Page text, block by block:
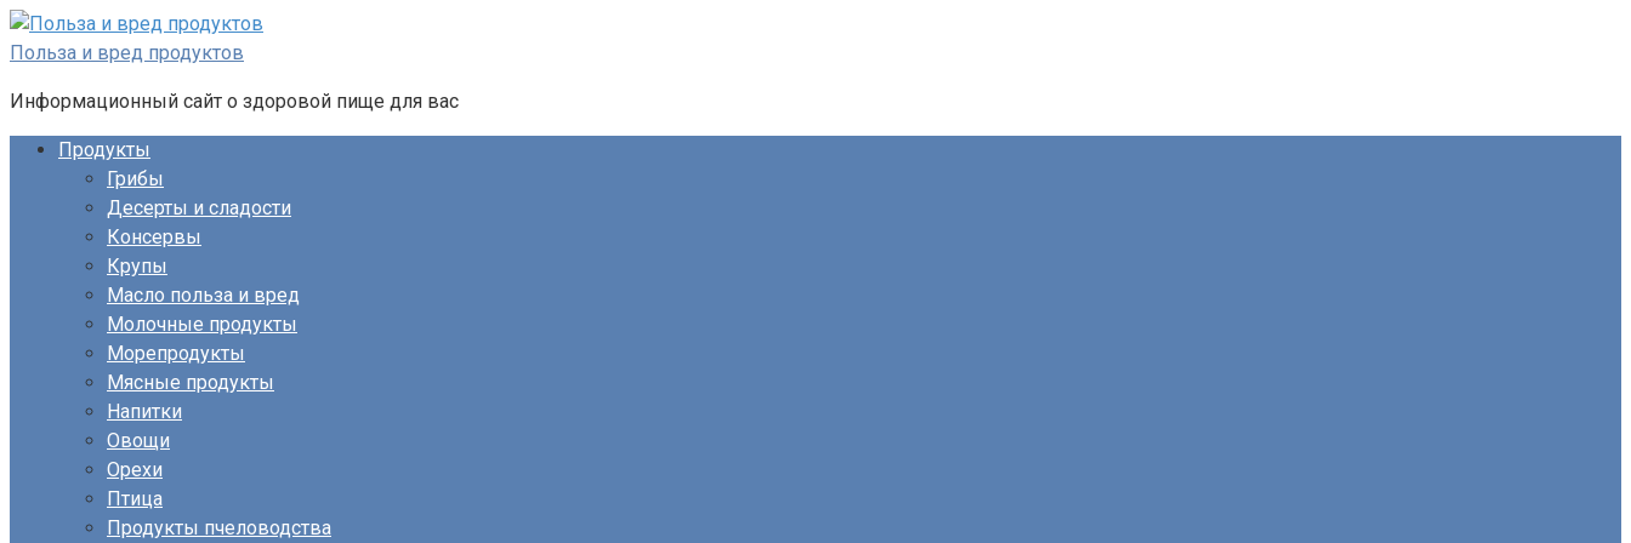
Перейти
к
Польза и вред продуктов
Информационный сайт о здоровой пище для вас
Продукты
Грибы
Десерты и сладости
Консервы
Крупы
Масло польза и вред
Молочные продукты
Морепродукты
Мясные продукты
Напитки
Овощи
Орехи
Птица
Продукты пчеловодства